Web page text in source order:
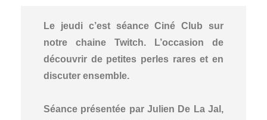
Le jeudi c’est séance Ciné Club sur
notre chaine Twitch. L’occasion de
découvrir de petites perles rares et en
discuter ensemble.
Séance présentée par Julien De La Jal,